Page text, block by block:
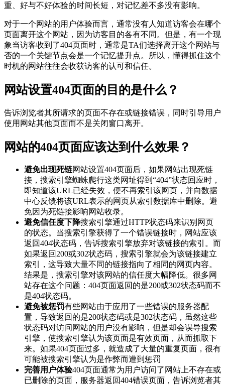
重、好与不好体验的时间长短，对记忆差不多没有影响。
对于一个网站的用户体验而言，通常没有人知道访客会在哪个
页面离开这个网站，因为访客目的各有不同。但是，有一个现
象当访客收到了404页面时，通常是TA们选择离开这个网站与
否的一个关键节点会是一个记忆提升点。所以，懂得抓住这个
时机的网站往往会收获访客的认可和信任。
网站设置404页面的目的是什么？
告诉浏览者其所请求的页面不存在或链接错误，同时引导用户
使用网站其他页面而不是关闭窗口离开。
网站的404页面应该达到什么效果？
避免出现死链网站设置404页面后，如果网站出现死链
接，搜索引擎蜘蛛爬行这类网址得到“404”状态回应时，
即知道该URL已经失效，便不再索引该网页，并向数据
中心反馈将该URL表示的网页从索引数据库中删除。避
免因为死链接影响网站收录。
避免信任度下降搜索引擎通过HTTP状态码来识别网页
的状态。当搜索引擎获得了一个错误链接时，网站应该
返回404状态码，告诉搜索引擎放弃对该链接的索引。而
如果返回200或302状态码，搜索引擎就会为该链接建立
索引，这导致大量不同的链接指向了相同的网页内容。
结果是，搜索引擎对该网站的信任度大幅降低。很多网
站存在这个问题：404页面返回的是200或302状态码而不
是404状态码。
避免被惩罚有些网站由于应用了一些错误的服务器配
置，导致返回的是200状态码或是302状态码，虽然这些
状态码对访问网站的用户没有影响，但是却会误导搜索
引擎，使搜索引擎认为该页面是有效页面，从而抓取下
来。如果404页面过多，就造成了大量的重复页面，很有
可能被搜索引擎认为是作弊而遭到惩罚
完善用户体验404页面通常为用户访问了网站上不存在或
已删除的页面，服务器返回404错误页面，告诉浏览者其